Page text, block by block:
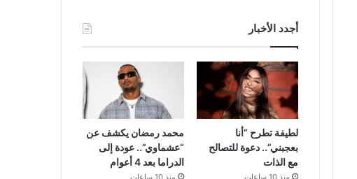
أجدد الأخبار
لطيفة تطرح “أنا
بعجبني”.. دعوة للتصالح
مع الذات
منذ 10 ساعات
محمد رمضان يكشف عن
“عشماوي”.. عودة إلى
الدراما بعد 4 أعوام
منذ 10 ساعات